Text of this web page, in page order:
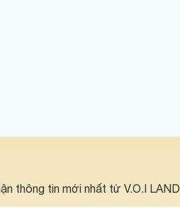
thông tin mới nhất từ V.O.I LAND